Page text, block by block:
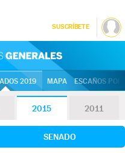
SUSCRÍBETE
2019 MAPA ESCAÑOS
2015 2011
SENADO